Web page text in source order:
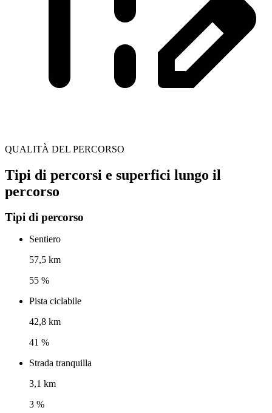
QUALITÀ DEL PERCORSO
Tipi di percorsi e superfici lungo il
percorso
Tipi di percorso
Sentiero
57,5 km
55 %
Pista ciclabile
42,8 km
41 %
Strada tranquilla
3,1 km
3 %